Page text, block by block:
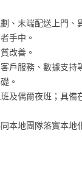
、末端配送上門、
手中。
改善。
戶服務、數據支持
。
及偶爾夜班；具備
本地團隊落實本地